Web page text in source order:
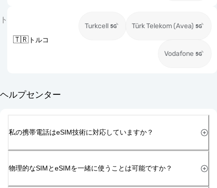
ト
🇹🇷トルコ
Turkcell Türk Telekom (Avea)
Vodafone
ヘルプセンター
私の携帯電話はeSIM技術に対応していますか？
物理的なSIMとeSIMを一緒に使うことは可能ですか？